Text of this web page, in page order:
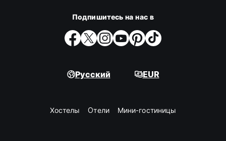
Подпишитесь на нас в
Русский EUR
Хостелы Oтели Мини-гостиницы